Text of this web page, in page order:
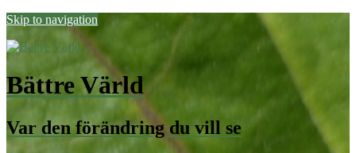
Skip to navigation
Bättre Värld
Var den förändring du vill se